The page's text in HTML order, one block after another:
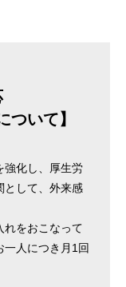
ついて】
強化し、厚生労
として、外来感
れをおこなって
一人につき月1回